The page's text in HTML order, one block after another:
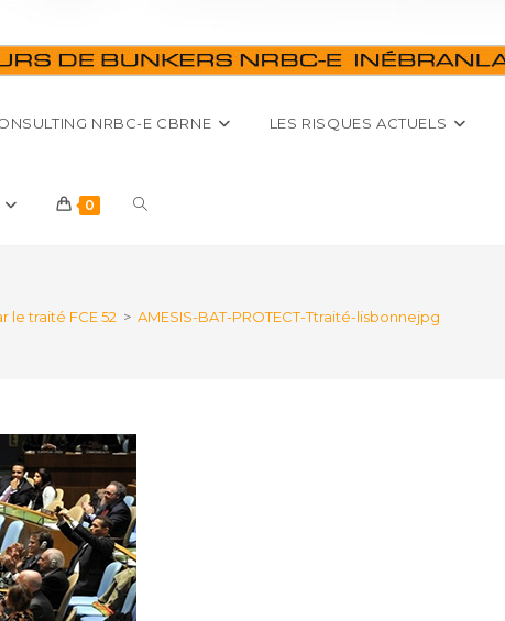
NRBC-E CBRNE LES RISQUES ACTUELS
0 Toggle
traité FCE 52 > AMESIS-BAT-PROTECT-Ttraité-lisbonnejpg